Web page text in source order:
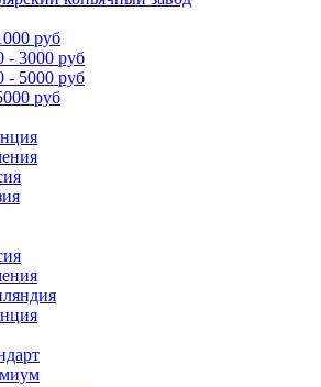
руб
- 3000 руб
- 5000 руб
руб